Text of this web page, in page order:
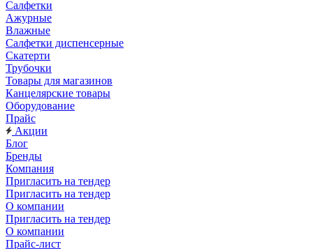
Салфетки
Ажурные
Влажные
Салфетки диспенсерные
Скатерти
Трубочки
Товары для магазинов
Канцелярские товары
Оборудование
Прайс
Акции
Блог
Бренды
Компания
Пригласить на тендер
Пригласить на тендер
О компании
Пригласить на тендер
О компании
Прайс-лист